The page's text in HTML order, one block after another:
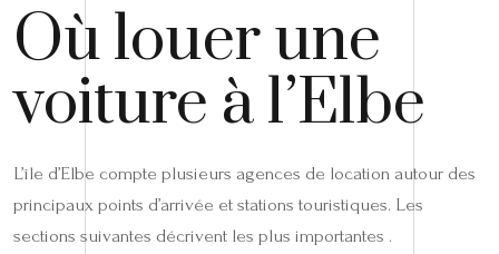
Où louer une
voiture à l’Elbe
L’île d’Elbe compte plusieurs agences de location autour des
principaux points d’arrivée et stations touristiques. Les
sections suivantes décrivent les plus importantes .